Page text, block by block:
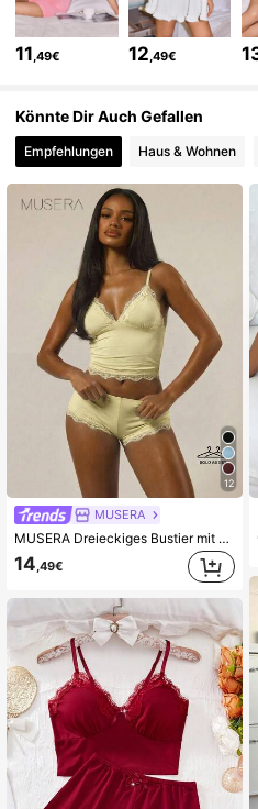
4,83 37K Follower
4,83 37K Follower
4,83 37K Follower
4,83 37K Follower
4,83 37K Follower
4,83 37K Follower
11 ,49€ 12 ,49€
Könnte Dir Auch Gefallen
Empfehlungen Haus & Wohnen
12
MUSERA
MUSERA Dreieckiges Bustier mit Spitzenbesatz, verstellbare Träger, Cami-Top und figurbetonierte Boxer-Shorts Multipack-Set, Herbst Winter Unterwäsche, gemütlich für den Alltag, Lounge-Essential, Sommerurlaub, Frühling Sommer Urlaub
14 ,49€